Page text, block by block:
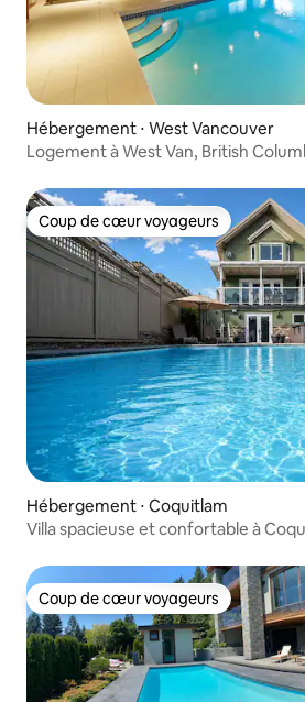
Hébergement ⋅ West Vancouver
Logement à West Van, British
Coup de cœur voyageurs
Coup de cœur voyageurs
Hébergement ⋅ Coquitlam
Villa spacieuse et confortable à
Coup de cœur voyageurs
Coup de cœur voyageurs